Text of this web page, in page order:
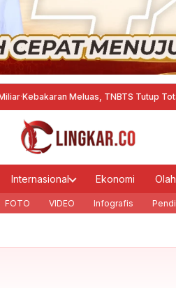
Meluas, TNBTS Tutup Total Akses
Internasional Ekonomi
FOTO VIDEO Infografis